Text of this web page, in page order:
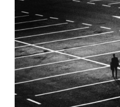
Nachhaltigen
Transformation”
Beim
Springer
Gabler
Verlag
Erschienen!